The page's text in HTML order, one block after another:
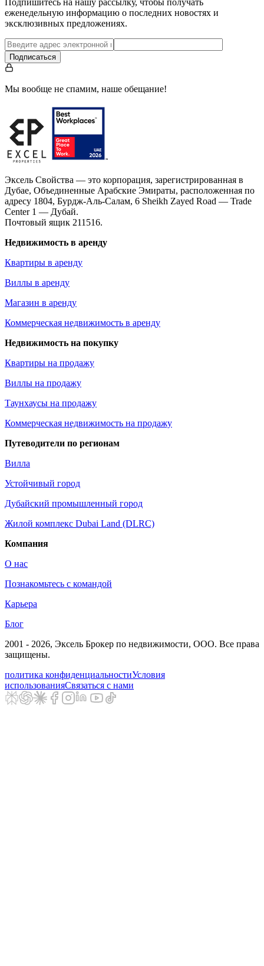
еженедельную информацию о последних новостях и
эксклюзивных предложениях.
Подписаться
Мы вообще не спамим, наше обещание!
Эксель Свойства — это корпорация, зарегистрированная в
Дубае, Объединенные Арабские Эмираты, расположенная по
адресу 1804, Бурдж-Аль-Салам, 6 Sheikh Zayed Road — Trade
Center 1 — Дубай.
Почтовый ящик 211516.
Недвижимость в аренду
Квартиры в аренду
Виллы в аренду
Магазин в аренду
Коммерческая недвижимость в аренду
Недвижимость на покупку
Квартиры на продажу
Виллы на продажу
Таунхаусы на продажу
Коммерческая недвижимость на продажу
Путеводители по регионам
Вилла
Устойчивый город
Дубайский промышленный город
Жилой комплекс Dubai Land (DLRC)
Компания
О нас
Познакомьтесь с командой
Карьера
Блог
2001 - 2026, Эксель Брокер по недвижимости, ООО. Все права
защищены.
политика конфиденциальностиУсловия
использованияСвязаться с нами